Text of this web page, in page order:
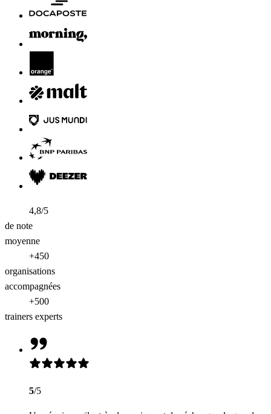
4,8/5
de note
moyenne
+450
organisations
accompagnées
+500
trainers experts
5/5